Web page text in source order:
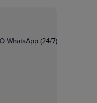
WhatsApp (24/7)